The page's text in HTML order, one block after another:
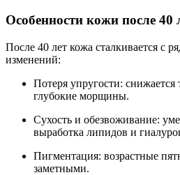
Особенности кожи после 40
После 40 лет кожа сталкивается с
изменений:
Потеря упругости:
глубокие морщины.
Сухость и обезвоживание:
выработка липидов и
Пигментация: возрастные
заметными.